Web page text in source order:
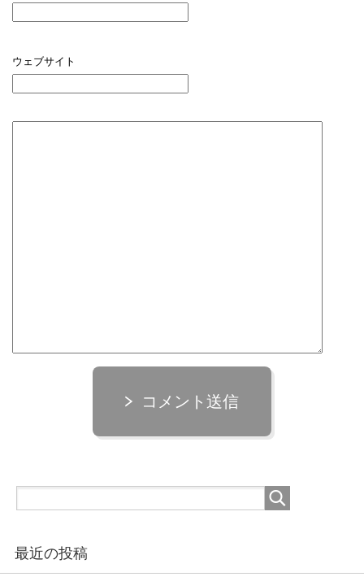
ウェブサイト
コメント送信
最近の投稿